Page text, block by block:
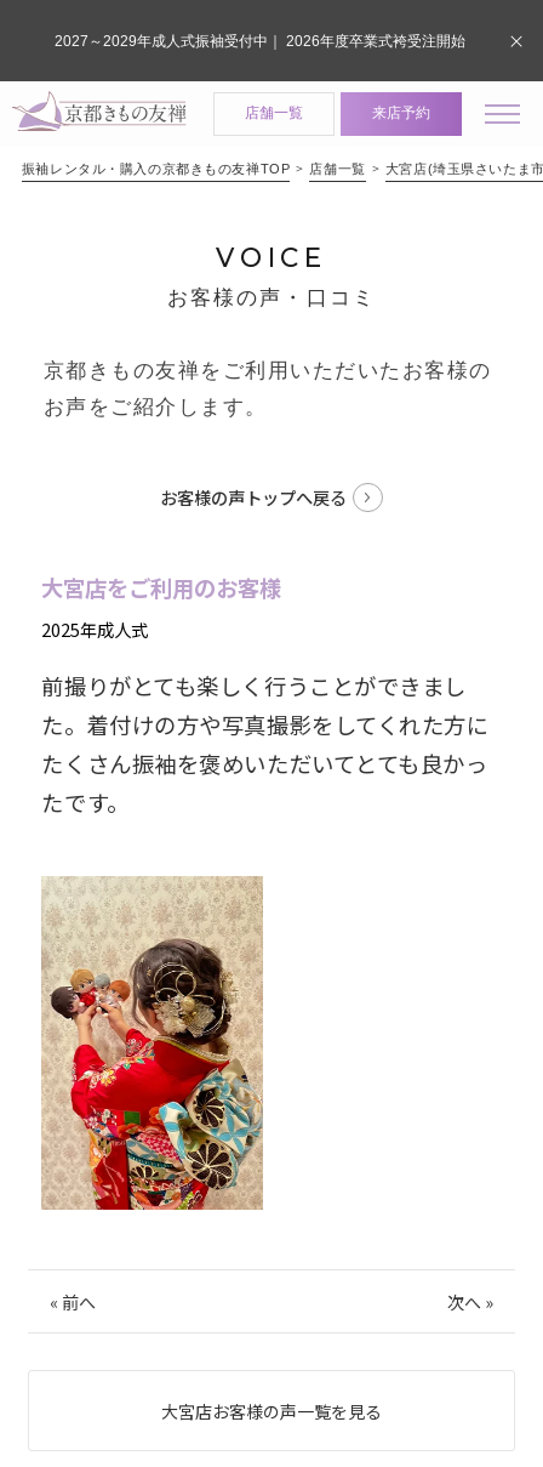
店舗一覧 来店予約
振袖レンタル・購入の京都きもの友禅TOP 店舗一覧 大宮店(埼玉県さいたま
VOICE
お客様の声・口コミ
京都きもの友禅をご利用いただいたお客様の
お声をご紹介します。
お客様の声トップへ戻る
大宮店をご利用のお客様
2025年成人式
前撮りがとても楽しく行うことができまし
た。着付けの方や写真撮影をしてくれた方に
たくさん振袖を褒めいただいてとても良かっ
たです。
« 前へ 次へ »
大宮店お客様の声一覧を見る
2027～2029年成人式振袖受付中｜ 2026年度卒業式袴受注開始